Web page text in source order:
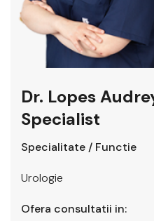
Dr. Lopes
Specialist
Specialitate / Functie
Urologie
Ofera consultatii in: